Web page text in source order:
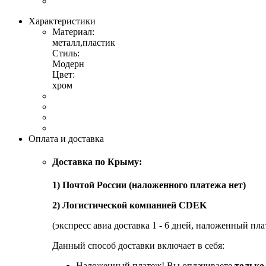
Характеристики
Материал:
металл,пластик
Стиль:
Модерн
Цвет:
хром
Оплата и доставка
Доставка по Крыму:
1) Почтой России (наложенного платежа нет)
2) Логистической компанией CDEK
(экспресс авиа доставка 1 - 6 дней, наложенный
Данный способ доставки включает в себя: